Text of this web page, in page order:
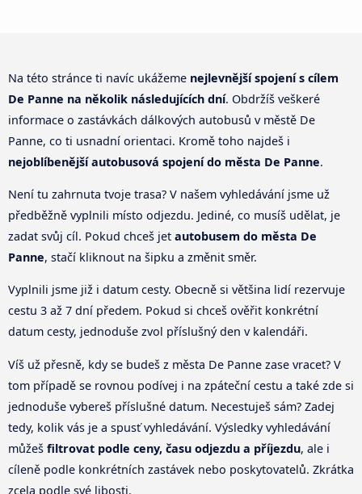
Na této stránce ti navíc ukážeme nejlevnější spojení s cílem
De Panne na několik následujících dní. Obdržíš veškeré
informace o zastávkách dálkových autobusů v městě De
Panne, co ti usnadní orientaci. Kromě toho najdeš i
nejoblíbenější autobusová spojení do města De Panne.
Není tu zahrnuta tvoje trasa? V našem vyhledávání jsme už
předběžně vyplnili místo odjezdu. Jediné, co musíš udělat, je
zadat svůj cíl. Pokud chceš jet autobusem do města De
Panne, stačí kliknout na šipku a změnit směr.
Vyplnili jsme již i datum cesty. Obecně si většina lidí rezervuje
cestu 3 až 7 dní předem. Pokud si chceš ověřit konkrétní
datum cesty, jednoduše zvol příslušný den v kalendáři.
Víš už přesně, kdy se budeš z města De Panne zase vracet? V
tom případě se rovnou podívej i na zpáteční cestu a také zde si
jednoduše vybereš příslušné datum. Necestuješ sám? Zadej
tedy, kolik vás je a spusť vyhledávání. Výsledky vyhledávání
můžeš filtrovat podle ceny, času odjezdu a příjezdu, ale i
cíleně podle konkrétních zastávek nebo poskytovatelů. Zkrátka
zcela podle své libosti.